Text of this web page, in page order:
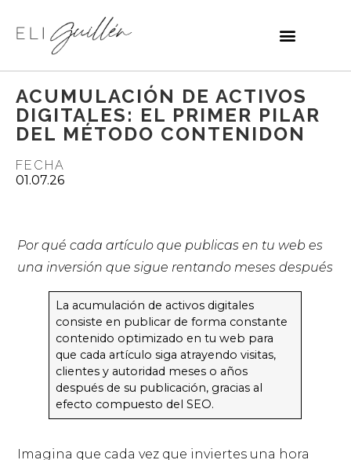
ACUMULACIÓN DE ACTIVOS
DIGITALES: EL PRIMER PILAR
DEL MÉTODO CONTENIDON
FECHA
01.07.26
Por qué cada artículo que publicas en tu web es
una inversión que sigue rentando meses después
La acumulación de activos digitales
consiste en publicar de forma constante
contenido optimizado en tu web para
que cada artículo siga atrayendo visitas,
clientes y autoridad meses o años
después de su publicación, gracias al
efecto compuesto del SEO.
Imagina que cada vez que inviertes una hora